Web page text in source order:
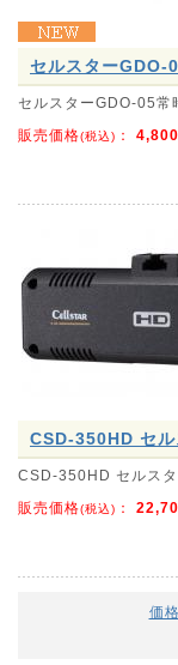
セルスターGDO-
セルスターGDO-05常
販売価格(税込) ： 4,800
CSD-350HD セ
CSD-350HD セルス
販売価格(税込) ：
価